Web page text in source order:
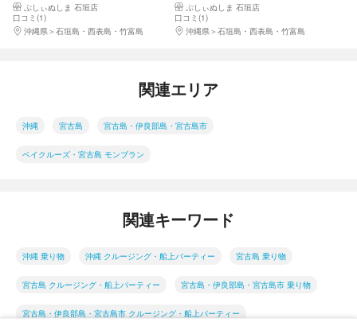
体験！＜1ドリンク付／市街地
送迎無料＞
ぷしぃぬしま 石垣店
口コミ(1)
沖縄県
石垣島・西表島・竹富島
行く！ 三線を聴きながら見る満
天の星空＜星空ガイド・三線生
ライブ／1ドリンク＞
ぷしぃぬしま 石垣店
口コミ(1)
沖縄県
石垣島・西表島・竹富島
関連エリア
沖縄 宮古島 宮古島・伊良部島・宮古島市
ベイクルーズ・宮古島 モンブラン
関連キーワード
沖縄 乗り物 沖縄 クルージング・船上パーティー 宮古島 乗り物
宮古島 クルージング・船上パーティー 宮古島・伊良部島・宮古島市 乗り物
宮古島・伊良部島・宮古島市 クルージング・船上パーティー